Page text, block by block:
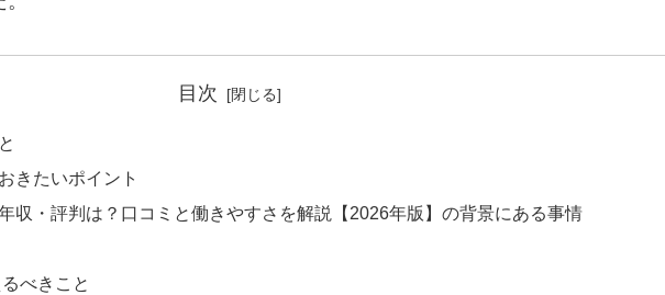
目次
きたいポイント
収・評判は？口コミと働きやすさを解説【2026年版】の背景にある事情
べきこと